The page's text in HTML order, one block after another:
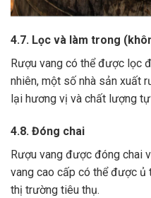
4.7. Lọc và làm trong
Rượu vang có thể được lọc
nhiên, một số nhà sản xuất
lại hương vị và chất lượng
4.8. Đóng chai
Rượu vang được đóng chai
vang cao cấp có thể được
thị trường tiêu thụ.